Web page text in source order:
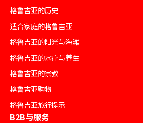
格鲁吉亚的历史
适合家庭的格鲁吉亚
格鲁吉亚的阳光与海滩
格鲁吉亚的水疗与养生
格鲁吉亚的宗教
格鲁吉亚购物
格鲁吉亚旅行提示
B2B与服务